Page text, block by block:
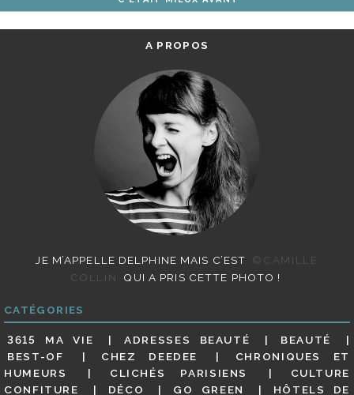
A PROPOS
JE M’APPELLE DELPHINE MAIS C’EST
©CAMILLE
COLLIN
QUI A PRIS CETTE PHOTO !
CATÉGORIES
3615 MA VIE ADRESSES BEAUTÉ
BEAUTÉ
BEST-OF
CHEZ DEEDEE
CHRONIQUES ET
HUMEURS
CLICHÉS PARISIENS
CULTURE
CONFITURE
DÉCO GO GREEN HÔTELS DE